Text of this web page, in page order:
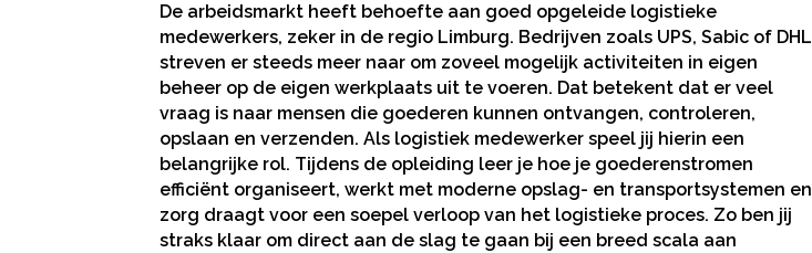
De arbeidsmarkt heeft behoefte aan goed opgeleide logistieke
medewerkers, zeker in de regio Limburg. Bedrijven zoals UPS, Sabic of DHL
streven er steeds meer naar om zoveel mogelijk activiteiten in eigen
beheer op de eigen werkplaats uit te voeren. Dat betekent dat er veel
vraag is naar mensen die goederen kunnen ontvangen, controleren,
opslaan en verzenden. Als logistiek medewerker speel jij hierin een
belangrijke rol. Tijdens de opleiding leer je hoe je goederenstromen
efficiënt organiseert, werkt met moderne opslag- en transportsystemen en
zorg draagt voor een soepel verloop van het logistieke proces. Zo ben jij
straks klaar om direct aan de slag te gaan bij een breed scala aan